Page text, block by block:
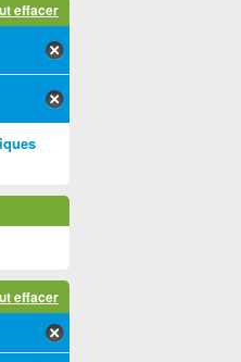
effacer
effacer